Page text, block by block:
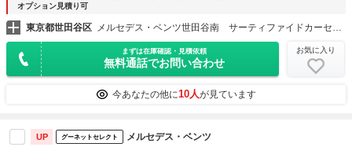
オプション見積り可
東京都世田谷区
まずは在庫確認・見積依頼
無料通話でお問い合わせ
お気に入り
今あなたの他に10人が見ています
UP グーネットセレクト メルセデス・ベンツ